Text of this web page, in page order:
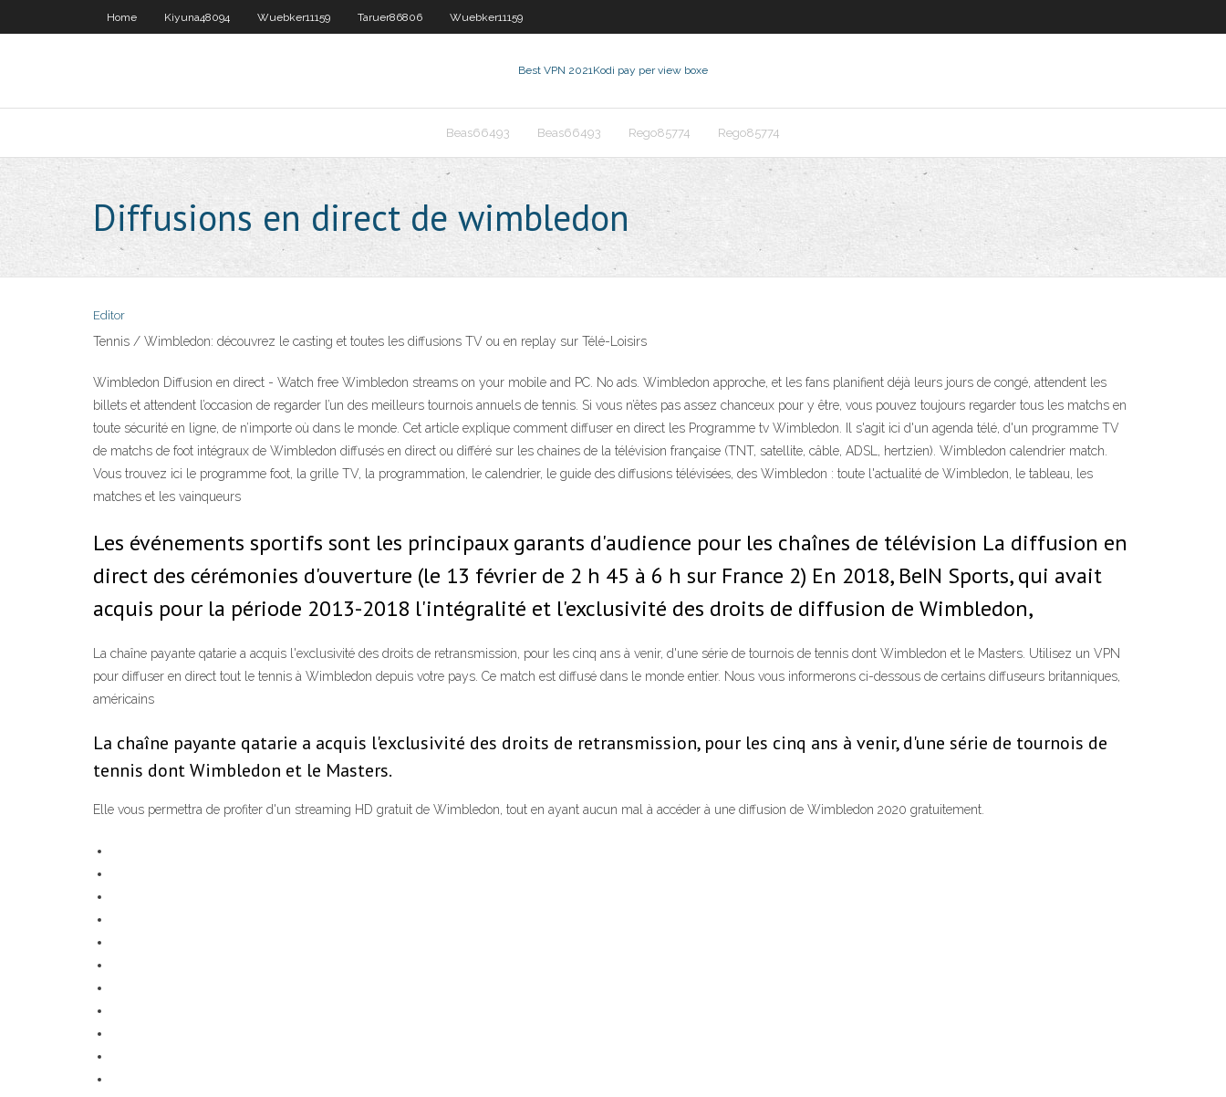
Home Kiyuna48094 Wuebker11159 Taruer86806 Wuebker11159
Best VPN 2021Kodi pay per view boxe
Beas66493 Beas66493 Rego85774 Rego85774
Diffusions en direct de wimbledon
Editor
Tennis / Wimbledon: découvrez le casting et toutes les diffusions TV ou en replay sur Télé-Loisirs
Wimbledon Diffusion en direct - Watch free Wimbledon streams on your mobile and PC. No ads. Wimbledon approche, et les fans planifient déjà leurs jours de congé, attendent les
billets et attendent l’occasion de regarder l’un des meilleurs tournois annuels de tennis. Si vous n’êtes pas assez chanceux pour y être, vous pouvez toujours regarder tous les matchs en
toute sécurité en ligne, de n’importe où dans le monde. Cet article explique comment diffuser en direct les Programme tv Wimbledon. Il s'agit ici d'un agenda télé, d'un programme TV
de matchs de foot intégraux de Wimbledon diffusés en direct ou différé sur les chaines de la télévision française (TNT, satellite, câble, ADSL, hertzien). Wimbledon calendrier match.
Vous trouvez ici le programme foot, la grille TV, la programmation, le calendrier, le guide des diffusions télévisées, des Wimbledon : toute l'actualité de Wimbledon, le tableau, les
matches et les vainqueurs
Les événements sportifs sont les principaux garants d'audience pour les chaînes de télévision La diffusion en
direct des cérémonies d'ouverture (le 13 février de 2 h 45 à 6 h sur France 2) En 2018, BeIN Sports, qui avait
acquis pour la période 2013-2018 l'intégralité et l'exclusivité des droits de diffusion de Wimbledon,
La chaîne payante qatarie a acquis l'exclusivité des droits de retransmission, pour les cinq ans à venir, d'une série de tournois de tennis dont Wimbledon et le Masters. Utilisez un VPN
pour diffuser en direct tout le tennis à Wimbledon depuis votre pays. Ce match est diffusé dans le monde entier. Nous vous informerons ci-dessous de certains diffuseurs britanniques,
américains
La chaîne payante qatarie a acquis l'exclusivité des droits de retransmission, pour les cinq ans à venir, d'une série de tournois de
tennis dont Wimbledon et le Masters.
Elle vous permettra de profiter d'un streaming HD gratuit de Wimbledon, tout en ayant aucun mal à accéder à une diffusion de Wimbledon 2020 gratuitement.